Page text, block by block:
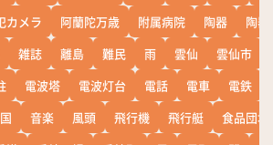
カメラ 阿蘭陀万歳 附属病院 陶器
陶器
雑誌 離島 難民 雨 雲仙 雲仙市
電波塔 電波灯台 電話 電車 電鉄
音楽 風頭 飛行機 飛行艇
食品団地